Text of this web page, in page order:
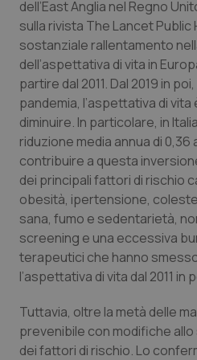
Liguria
Lombardia
Marche
Molise
Piemonte
Provincia Autonoma
Puglia
Disturbi dell’umore
Dolore
Donna & Salute
Epatiti
HIV
Infezioni & Febbre
Malattie rare
dell’East Anglia nel Regno
sulla rivista The Lancet Public
sostanziale rallentamento
dell’aspettativa di vita in
partire dal 2011. Dal 2019 in
pandemia, l’aspettativa di vita
diminuire. In particolare, in
riduzione media annua di 0,36
contribuire a questa
dei principali fattori di rischio
obesità, ipertensione,
sana, fumo e sedentarietà,
screening e una eccessiva
terapeutici che hanno
l’aspettativa di vita dal 2011 in
Tuttavia, oltre la metà delle
prevenibile con modifiche
dei fattori di rischio. Lo